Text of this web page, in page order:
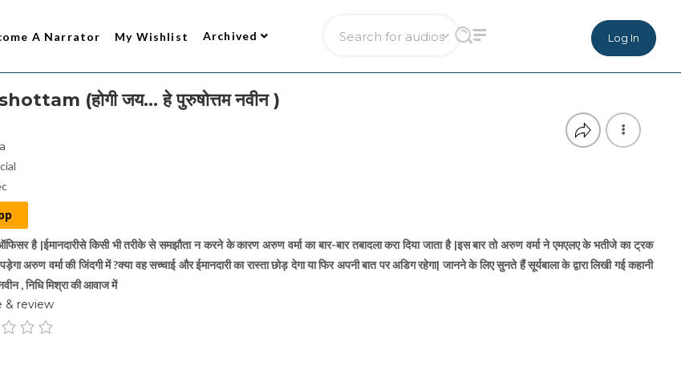
A Narrator My Wishlist Archived Log In
(होगी जय… हे पुरुषोत्तम नवीन )
है |ईमानदारीसे किसी भी तरीके से समझौता न करने के कारण अरुण वर्मा का बार-बार तबादला करा दिया जाता है |इस बार तो अरुण वर्मा ने एमएलए के भतीजे का ट्रक
अरुण वर्मा की जिंदगी में ?क्या वह सच्चाई और ईमानदारी का रास्ता छोड़ देगा या फिर अपनी बात पर अडिग रहेगा| जानने के लिए सुनते हैं सूर्यबाला के द्वारा लिखी गई कहानी
, निधि मिश्रा की आवाज में
& review